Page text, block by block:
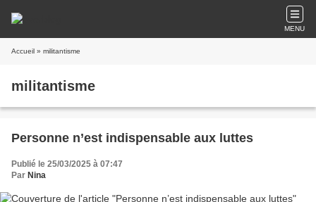
MENU
Accueil » militantisme
militantisme
Personne n’est indispensable aux luttes
Publié le 25/03/2025 à 07:47
Par Nina